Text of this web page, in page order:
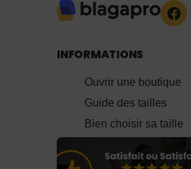
INFORMATIONS
Ouvrir une boutique
Guide des tailles
Bien choisir sa taille